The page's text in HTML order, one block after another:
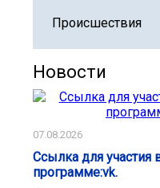
Происшествия
Новости
07.08.2026
Ссылка для участия
программе:vk.